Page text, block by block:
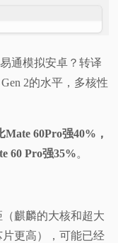
通模拟安卓？转译
2的水平，多核性
60Pro强40%，
60 Pro强35%。
麒麟的大核和超大
更高），可能已经